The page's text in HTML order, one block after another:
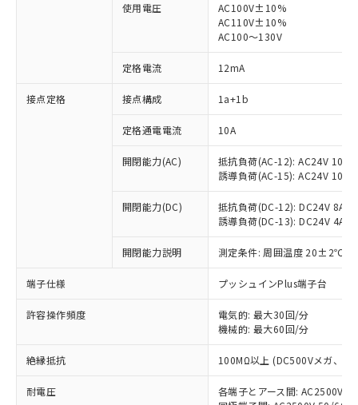
使用電圧
AC100V±10%
AC110V±10%
AC100～130V
定格電流 12mA
接点定格 接点構成 1a+1b
定格通電電流 10A
開閉能力(AC)
抵抗負荷(AC-12): AC24V 10A/
誘導負荷(AC-15): AC24V
開閉能力(DC)
抵抗負荷(DC-12): DC24V 8A/
誘導負荷(DC-13): DC24V 4A/
開閉能力説明 測定条件: 周囲温度 20±2℃、
端子仕様 プッシュインPlus端子台
許容操作頻度
電気的: 最大30回/分
機械的: 最大60回/分
絶縁抵抗 100MΩ以上 (DC500Vメガ、点
耐電圧
各端子とアース間: AC2500V
ご利用条件
以下の条件をお読みいただき、同意のうえ
本サービスは、当社制御機器事業取扱
商品の当社在庫状況および標準価格
(税抜)を提供させていただくもので
当社制御機器事業取扱商品の中には、
本サービスの対象外となる商品もある
ことをご了承ください。
※1 対応状況
対応済み：EU RoHS指令（10物質）の
非含有に対応した製品が提供可能な商品で
対応予定：EU RoHS指令（10物質）の非含
有に対応した製品に切り替える予定のある
対応予定なし：EU RoHS指令（10物質）の
非含有に非対応の商品で、対応品を出す予
調査・確認中：EU RoHS指令（10物質）の
非含有の対応状況を調査中または確認中の
商品です。
非該当品：ライセンス料など無形物で、有
害物質有無と関係のない商品です。
仕入先様の事情により、非含有部品として
いたものが、含有品と判明した場合などや
「○」：最大均質材料含有率が中国RoHSの
「×」：最大均質材料含有率が中国RoHSの
基準値を超えていることを示します。
当社は、これら貴社製品のうち、外国